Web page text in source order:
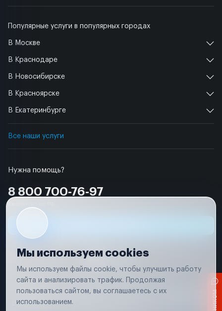
Нужна помощь?
8 800 700-76-97
Популярные услуги в популярных городах
В Москве
В Краснодаре
В Новосибирске
В Красноярске
В Екатеринбурге
Все наши услуги
Условия использования
Вся информация, представленная на сайте, носит исключительно
соответствии с положениями статьи 437 (п. 2) Гражданского кодекса
Мы используем cookies
Мы используем файлы cookie, чтобы улучшить работу
сайта и анализировать трафик. Продолжая
пользоваться сайтом, вы соглашаетесь с их
использованием.